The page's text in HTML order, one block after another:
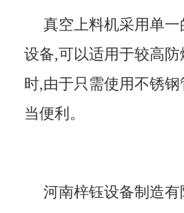
真空上料机采用单
设备,可以适用于较高
时,由于只需使用不锈
当便利。
河南梓钰设备制造